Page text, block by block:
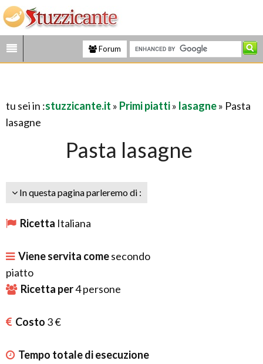
Forum
tu sei in :stuzzicante.it » Primi piatti» lasagne» Pasta
lasagne
Pasta lasagne
In questa pagina parleremo di :
Ricetta Italiana
Viene servita comesecondo
piatto
Ricetta per4persone
Costo 3 €
Tempo totale di esecuzione